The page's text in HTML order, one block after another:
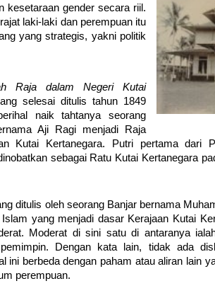
kesetaraan gender secara riil.
laki-laki dan perempuan itu
yang strategis, yakni politik
Raja dalam Negeri Kutai
selesai ditulis tahun 1849
naik tahtanya seorang
Aji Ragi menjadi Raja
Kutai Kertanegara. Putri pertama dari
sebagai Ratu Kutai Kertanegara
ditulis oleh seorang Banjar bernama
yang menjadi dasar Kerajaan Kutai
Moderat di sini satu di antaranya
Dengan kata lain, tidak ada
ini berbeda dengan paham atau aliran lain
perempuan.